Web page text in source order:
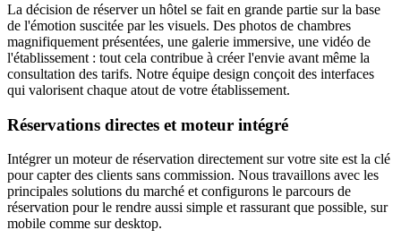
La décision de réserver un hôtel se fait en grande partie sur la base
de l'émotion suscitée par les visuels. Des photos de chambres
magnifiquement présentées, une galerie immersive, une vidéo de
l'établissement : tout cela contribue à créer l'envie avant même la
consultation des tarifs. Notre équipe design conçoit des interfaces
qui valorisent chaque atout de votre établissement.
Réservations directes et moteur intégré
Intégrer un moteur de réservation directement sur votre site est la clé
pour capter des clients sans commission. Nous travaillons avec les
principales solutions du marché et configurons le parcours de
réservation pour le rendre aussi simple et rassurant que possible, sur
mobile comme sur desktop.